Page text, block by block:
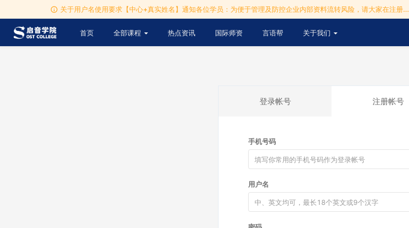
关于用户名使用要求【中心+真实姓名】通知各位学员：为便于管理及防控企业内部资料流转风险，请大家在注册...
首页 全部课程 热点资讯 国际师资 言语帮 关于我们
登录帐号 注册帐号
手机号码
用户名